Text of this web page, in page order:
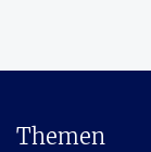
Themen